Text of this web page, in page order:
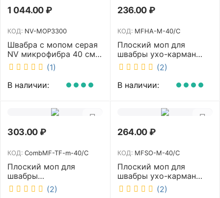
1 044.00₽
КОД: NV-MOP3300
Швабра с мопом серая
NV микрофибра 40 см
NV-MOP3300
(1)
В наличии:
236.00₽
КОД: MFHA-M-40/C
Плоский моп для
швабры ухо-карман
белый 40 см NV MFHA-
M-40/C
(2)
В наличии:
303.00₽
КОД: CombMF-TF-m-40/C
Плоский моп для
швабры
комбинированный ухо-
карман бежевый 40 см
(2)
264.00₽
КОД: MFSO-M-40/C
Плоский моп для
швабры ухо-карман
белый 40 см NV MFSO-
M-40/C
(2)